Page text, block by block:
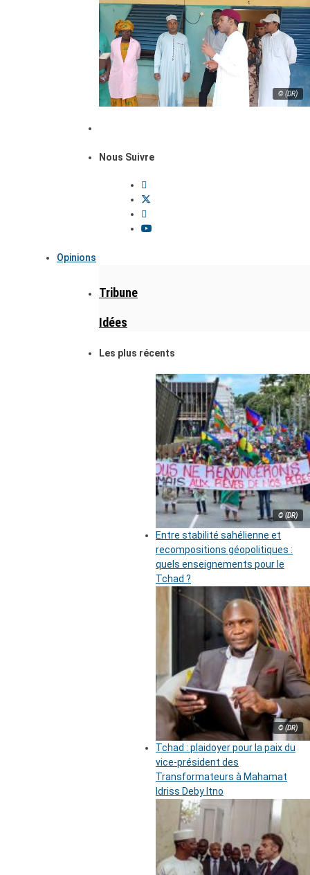
© (DR)
Nous Suivre
Opinions
Tribune
Idées
Les plus récents
© (DR)
Entre stabilité sahélienne et
recompositions géopolitiques :
quels enseignements pour le
Tchad ?
© (DR)
Tchad : plaidoyer pour la paix du
vice-président des
Transformateurs à Mahamat
Idriss Deby Itno